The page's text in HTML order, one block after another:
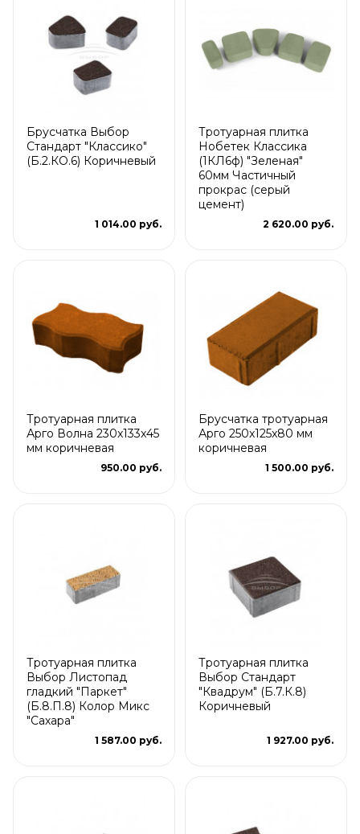
Брусчатка Выбор
Стандарт "Классико"
(Б.2.КО.6) Коричневый
1 014.00 руб.
Тротуарная плитка
Нобетек Классика
(1КЛ6ф) "Зеленая"
60мм Частичный
прокрас (серый
цемент)
2 620.00 руб.
Тротуарная плитка
Арго Волна 230x133x45
мм коричневая
950.00 руб.
Брусчатка тротуарная
Арго 250x125x80 мм
коричневая
1 500.00 руб.
Тротуарная плитка
Выбор Листопад
гладкий "Паркет"
(Б.8.П.8) Колор Микс
"Сахара"
1 587.00 руб.
Тротуарная плитка
Выбор Стандарт
"Квадрум" (Б.7.К.8)
Коричневый
1 927.00 руб.